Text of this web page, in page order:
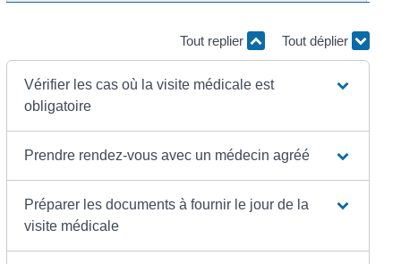
Tout replier Tout déplier
Vérifier les cas où la visite médicale est
obligatoire
Prendre rendez-vous avec un médecin agréé
Préparer les documents à fournir le jour de la
visite médicale